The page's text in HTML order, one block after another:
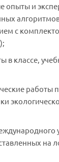
опыты и
с
классе,
на